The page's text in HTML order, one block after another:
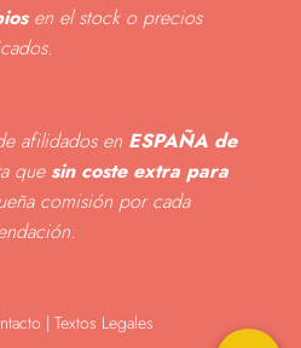
en el stock o precios
.
afilidados en ESPAÑA de
que sin coste extra para
comisión por cada
| Textos Legales